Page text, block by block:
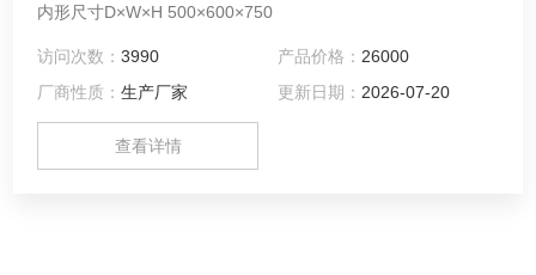
内形尺寸D×W×H 500×600×750
访问次数：3990 产品价格： 26000
厂商性质：生产厂家 更新日期： 2026-07-20
查看详情